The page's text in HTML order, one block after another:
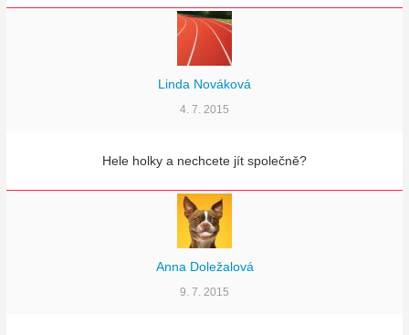
Linda Nováková
4. 7. 2015
Hele holky a nechcete jít společně?
Anna Doležalová
9. 7. 2015